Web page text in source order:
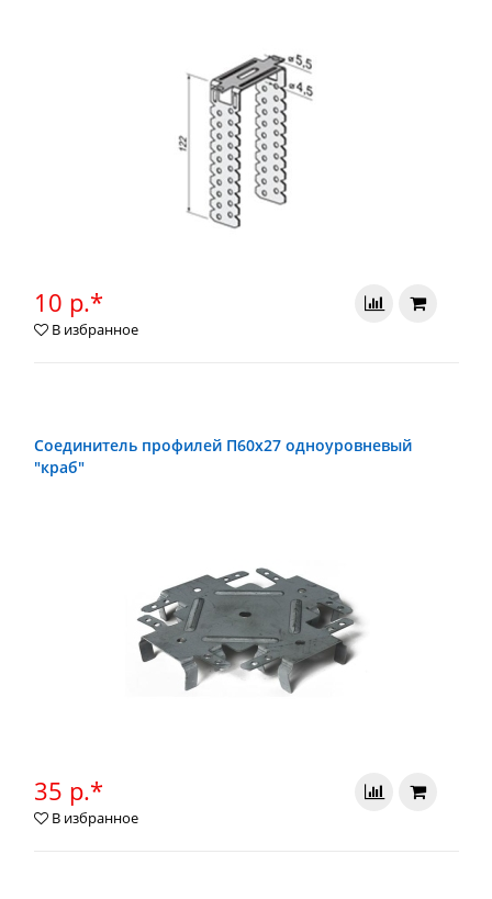
10 р.*
В избранное
Соединитель профилей П60х27 одноуровневый
"краб"
35 р.*
В избранное